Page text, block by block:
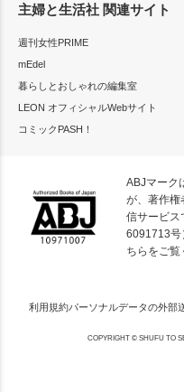
主婦と生活社 関連サイト
週刊女性PRIME
mEdel
暮らしとおしゃれの編集室
LEON オフィシャルWebサイト
コミックPASH！
ABJマーク
が、著作権
信サービス
6091713号
ちらをご覧
利用規約パーソナルデータの外部
COPYRIGHT © SHUFU TO